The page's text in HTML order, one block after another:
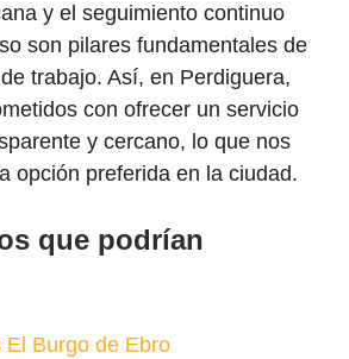
y el seguimiento continuo
son pilares fundamentales de
trabajo. Así, en Perdiguera,
con ofrecer un servicio
y cercano, lo que nos
opción preferida en la ciudad.
que podrían
El Burgo de Ebro